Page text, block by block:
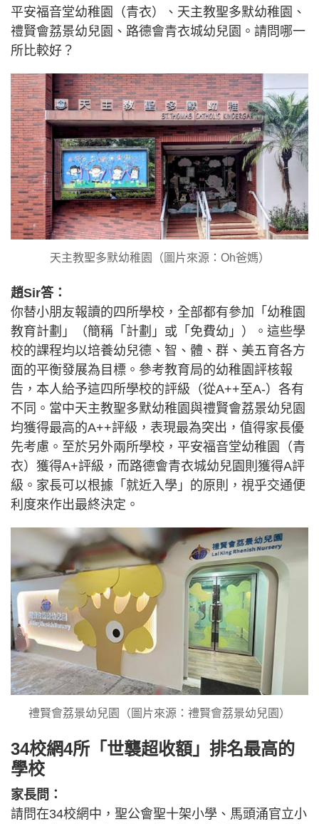
平安福音堂幼稚園（青衣）、天主教聖多默幼稚園、
禮賢會荔景幼兒園、路德會青衣城幼兒園。請問哪一
所比較好？
天主教聖多默幼稚園（圖片來源：Oh爸媽）
趙Sir答：
你替小朋友報讀的四所學校，全部都有參加「幼稚園
教育計劃」（簡稱「計劃」或「免費幼」）。這些學
校的課程均以培養幼兒德、智、體、群、美五育各方
面的平衡發展為目標。參考教育局的幼稚園評核報
告，本人給予這四所學校的評級（從A++至A-）各有
不同。當中天主教聖多默幼稚園與禮賢會荔景幼兒園
均獲得最高的A++評級，表現最為突出，值得家長優
先考慮。至於另外兩所學校，平安福音堂幼稚園（青
衣）獲得A+評級，而路德會青衣城幼兒園則獲得A評
級。家長可以根據「就近入學」的原則，視乎交通便
利度來作出最終決定。
禮賢會荔景幼兒園（圖片來源：禮賢會荔景幼兒園）
34校網4所「世襲超收額」排名最高的
學校
家長問：
請問在34校網中，聖公會聖十架小學、馬頭涌官立小